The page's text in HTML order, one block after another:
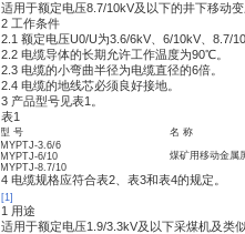
适用于额定电压8.7/10kV及以下的井下移动
2 工作条件
2.1 额定电压U0/U为3.6/6kV、6/10kV、8.7/
2.2 电缆导体的长期允许工作温度为90℃。
2.3 电缆的小弯曲半径为电缆直径的6倍。
2.4 电缆的地线芯必须良好接地。
3 产品型号见表1。
表1
型 号 名 称
MYPTJ-3.6/6
煤矿用移动金属
MYPTJ-6/10
MYPTJ-8.7/10
4 电缆规格应符合表2、表3和表4的规定。
[1]
1 用途
适用于额定电压1.9/3.3kV及以下采煤机及类